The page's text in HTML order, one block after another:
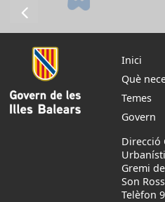
Inici
Què
Temes
Govern
Direcció
Gremi
Son
Telèfon